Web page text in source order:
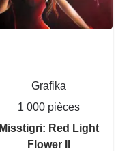
Grafika
1 000 pièces
Misstigri: Red Light
Flower II